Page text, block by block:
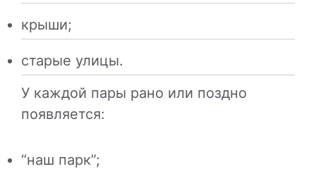
крыши;
старые улицы.
У каждой пары рано или поздно
появляется:
“наш парк”;